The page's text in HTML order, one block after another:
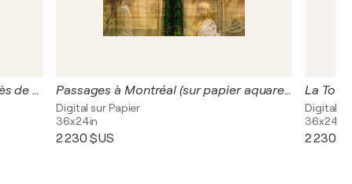
Les couleurs du Palais des Congrès de Montréal (sur papier aquarelle) Passages à Montréal (sur papier aquarelle)
Digital sur Papier
36x24in
2 230 $US
Digital
36x24in
2 230